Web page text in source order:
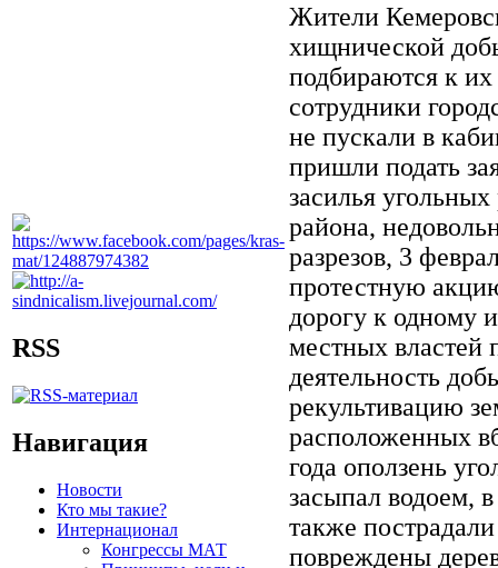
RSS
Навигация
Новости
Кто мы такие?
Интернационал
Конгрессы МАТ
Жители
хищнической
подбираются к
сотрудники
не пускали в
пришли подать
засилья
района,
разрезов, 3
протестную
дорогу к одному
местных властей
деятельность
рекультивацию
расположенных
года оползень
засыпал водоем,
также
повреждены